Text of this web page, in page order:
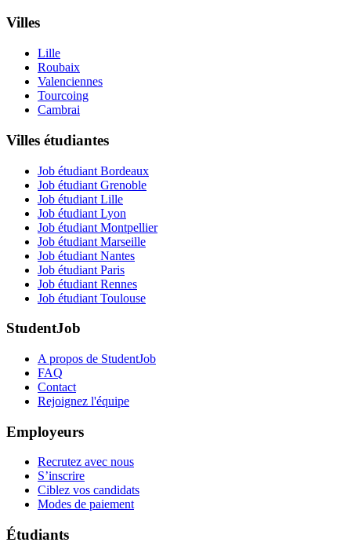
Villes
Lille
Roubaix
Valenciennes
Tourcoing
Cambrai
Villes étudiantes
Job étudiant Bordeaux
Job étudiant Grenoble
Job étudiant Lille
Job étudiant Lyon
Job étudiant Montpellier
Job étudiant Marseille
Job étudiant Nantes
Job étudiant Paris
Job étudiant Rennes
Job étudiant Toulouse
StudentJob
A propos de StudentJob
FAQ
Contact
Rejoignez l'équipe
Employeurs
Recrutez avec nous
S’inscrire
Ciblez vos candidats
Modes de paiement
Étudiants